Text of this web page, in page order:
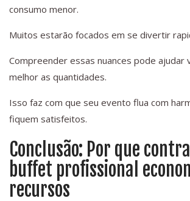
consumo menor.
Muitos estarão focados em se divertir
Compreender essas nuances pode ajudar
melhor as quantidades.
Isso faz com que seu evento flua com
fiquem satisfeitos.
Conclusão: Por que
buffet profissional
recursos